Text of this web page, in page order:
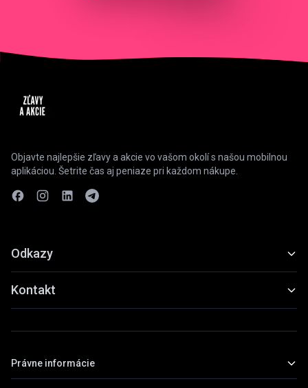
Objavte najlepšie zľavy a akcie vo vašom okolí s našou mobilnou
aplikáciou. Šetrite čas aj peniaze pri každom nákupe.
Odkazy
Funkcie
Ukážky
Stiahnuť
Kontakt
Praha, Česká republika
Právne informácie